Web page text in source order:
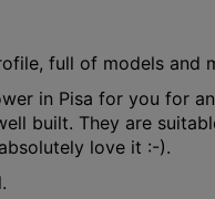
full of models and
in Pisa for you for
built. They are
love it :-).